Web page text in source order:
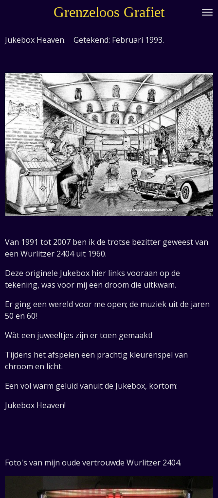
de
Grenzeloos Grafiet
Jukebox Heaven. Getekend: Februari 1993.
Van 1991 tot 2007 ben ik de trotse bezitter geweest van
een Wurlitzer 2404 uit 1960.
Deze originele Jukebox hier links vooraan op de
tekening, was voor mij een droom die uitkwam.
Er ging een wereld voor me open; de muziek uit de jaren
50 en 60!
Wàt een juweeltjes zijn er toen gemaakt!
Tijdens het afspelen een prachtig kleurenspel van
chroom en licht.
Een vol warm geluid vanuit de Jukebox, kortom:
Jukebox Heaven!
Foto's van mijn oude vertrouwde Wurlitzer 2404.